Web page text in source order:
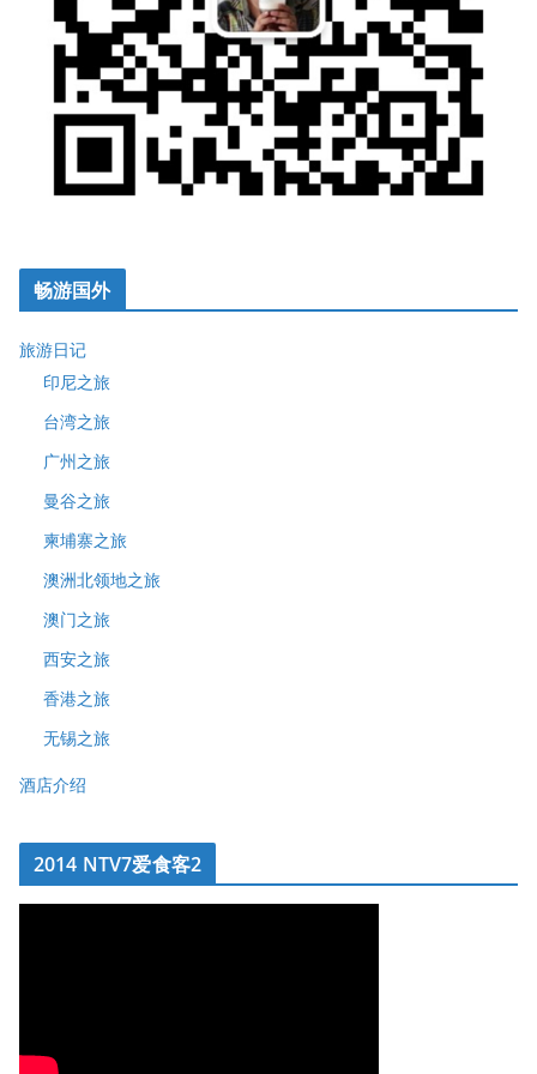
畅游国外
旅游日记
印尼之旅
台湾之旅
广州之旅
曼谷之旅
柬埔寨之旅
澳洲北领地之旅
澳门之旅
西安之旅
香港之旅
无锡之旅
酒店介绍
2014 NTV7爱食客2